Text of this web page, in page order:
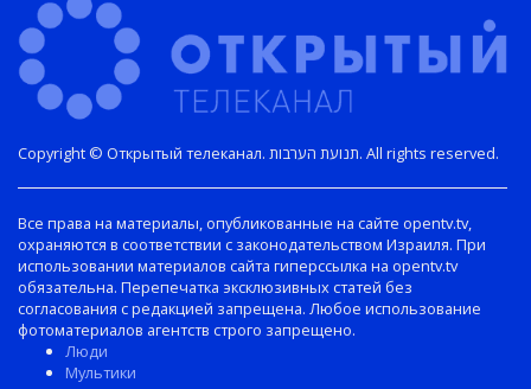
Copyright © Открытый телеканал. תנועת הערבות. All rights reserved.
Все права на материалы, опубликованные на сайте opentv.tv,
охраняются в соответствии с законодательством Израиля. При
использовании материалов сайта гиперссылка на opentv.tv
обязательна. Перепечатка эксклюзивных статей без
согласования с редакцией запрещена. Любое использование
фотоматериалов агентств строго запрещено.
Люди
Мультики